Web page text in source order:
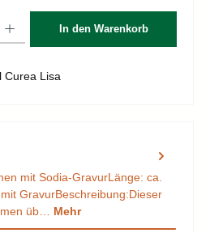
In den Warenkorb
Curea Lisa
mit Sodia-GravurLänge: ca.
GravurBeschreibung:Dieser
üb… Mehr